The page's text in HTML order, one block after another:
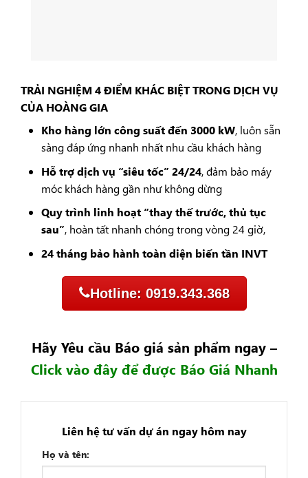
TRẢI NGHIỆM 4 ĐIỂM KHÁC BIỆT TRONG DỊCH VỤ
CỦA HOÀNG GIA
Kho hàng lớn công suất đến 3000 kW, luôn sẵn
sàng đáp ứng nhanh nhất nhu cầu khách hàng
Hỗ trợ dịch vụ “siêu tốc” 24/24, đảm bảo máy
móc khách hàng gần như không dừng
Quy trình linh hoạt “thay thế trước, thủ tục
sau”, hoàn tất nhanh chóng trong vòng 24 giờ,
24 tháng bảo hành toàn diện biến tần INVT
Hotline: 0919.343.368
Hãy Yêu cầu Báo giá sản phẩm ngay –
Click vào đây để được Báo Giá Nhanh
Liên hệ tư vấn dự án ngay hôm nay
Họ và tên: